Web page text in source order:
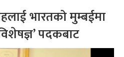
भारतको मुम्बईमा
पदकबाट